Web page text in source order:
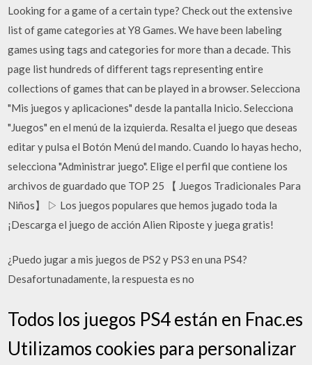
Looking for a game of a certain type? Check out the extensive
list of game categories at Y8 Games. We have been labeling
games using tags and categories for more than a decade. This
page list hundreds of different tags representing entire
collections of games that can be played in a browser. Selecciona
"Mis juegos y aplicaciones" desde la pantalla Inicio. Selecciona
"Juegos" en el menú de la izquierda. Resalta el juego que deseas
editar y pulsa el Botón Menú del mando. Cuando lo hayas hecho,
selecciona "Administrar juego". Elige el perfil que contiene los
archivos de guardado que TOP 25 【 Juegos Tradicionales Para
Niños】 ▷ Los juegos populares que hemos jugado toda la
¡Descarga el juego de acción Alien Riposte y juega gratis!
¿Puedo jugar a mis juegos de PS2 y PS3 en una PS4?
Desafortunadamente, la respuesta es no
Todos los juegos PS4 están en Fnac.es
Utilizamos cookies para personalizar